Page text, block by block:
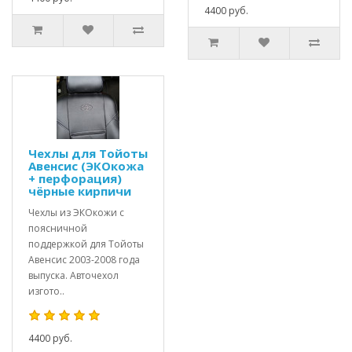
4400 руб.
Чехлы для Тойоты
Авенсис (ЭКОкожа
+ перфорация)
чёрные кирпичи
Чехлы из ЭКОкожи с
поясничной
поддержкой для Тойоты
Авенсис 2003-2008 года
выпуска. Авточехол
изгото..
4400 руб.